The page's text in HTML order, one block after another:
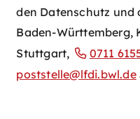
den Datenschutz
Baden-Württemberg,
Stuttgart,
0711
poststelle@lfdi.bwl.de